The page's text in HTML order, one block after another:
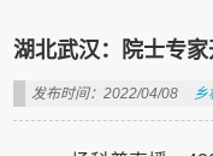
湖北武汉：院士专
发布时间：2022/04/08 乡